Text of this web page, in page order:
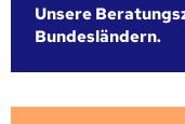
Unsere
Bundesländern.